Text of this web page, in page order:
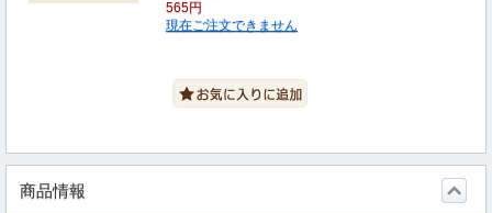
565円
現在ご注文できません
商品情報